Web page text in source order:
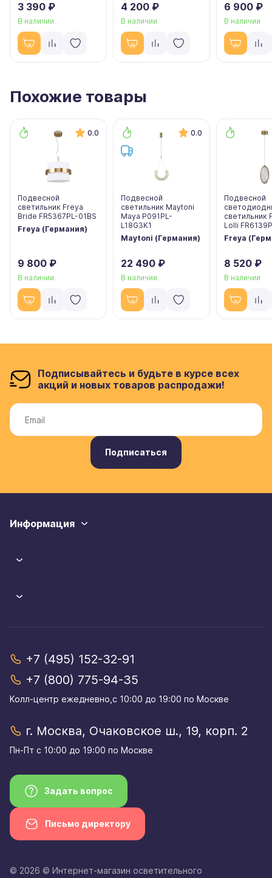
3 390 ₽
В наличии
4 200 ₽
В наличии
6 900 ₽
В наличии
Похожие товары
0.0
Подвесной
светильник Freya
Bride FR5367PL-01BS
Freya (Германия)
9 800 ₽
В наличии
0.0
Подвесной
светильник Maytoni
Maya P091PL-
L18G3K1
Maytoni (Германия)
22 490 ₽
В наличии
Подвесной
светильник
Lolli
Freya
8 520 ₽
В наличии
Подписывайтесь и будьте в курсе всех
акций и новых товаров распродажи!
Подписаться
Информация
+7 (495) 152-32-91
+7 (800) 775-94-35
Колл-центр eжедневно,с 10:00 до 19:00 по Москве
г. Москва, Очаковское ш., 19, корп. 2
Пн-Пт с 10:00 до 19:00 по Москве
Задать вопрос
Письмо директору
© 2026 © Интернет-магазин осветительного